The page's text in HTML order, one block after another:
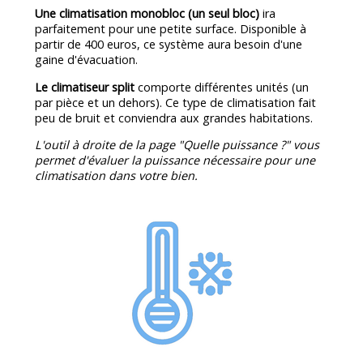
Une climatisation monobloc (un seul bloc) ira
parfaitement pour une petite surface. Disponible à
partir de 400 euros, ce système aura besoin d'une
gaine d'évacuation.
Le climatiseur split comporte différentes unités (un
par pièce et un dehors). Ce type de climatisation fait
peu de bruit et conviendra aux grandes habitations.
L'outil à droite de la page "Quelle puissance ?" vous
permet d'évaluer la puissance nécessaire pour une
climatisation dans votre bien.